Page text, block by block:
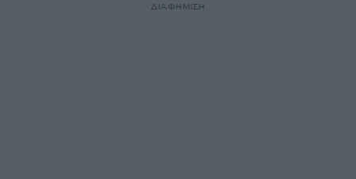
ΔΙΑΦΗΜΙΣΗ